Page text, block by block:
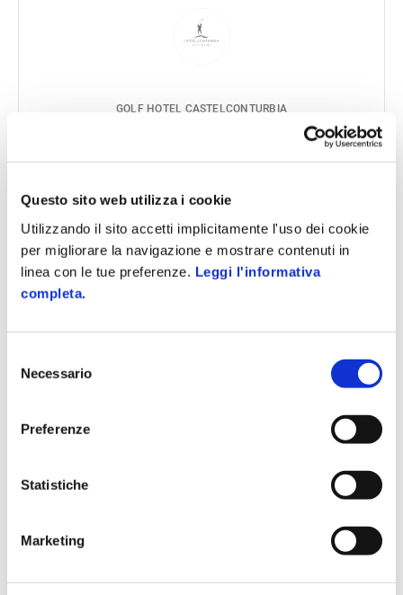
Questo sito web utilizza i cookie
Utilizzando il sito accetti implicitamente l'uso dei cookie
per migliorare la navigazione e mostrare contenuti in
linea con le tue preferenze. Leggi l'informativa
completa.
delNecessario
Preferenze
Statistiche
Marketing
GOLF HOTEL CASTELCONTURBIA
Il campo da golf classificato tra i
migliori 100 dell’Europa continentale.